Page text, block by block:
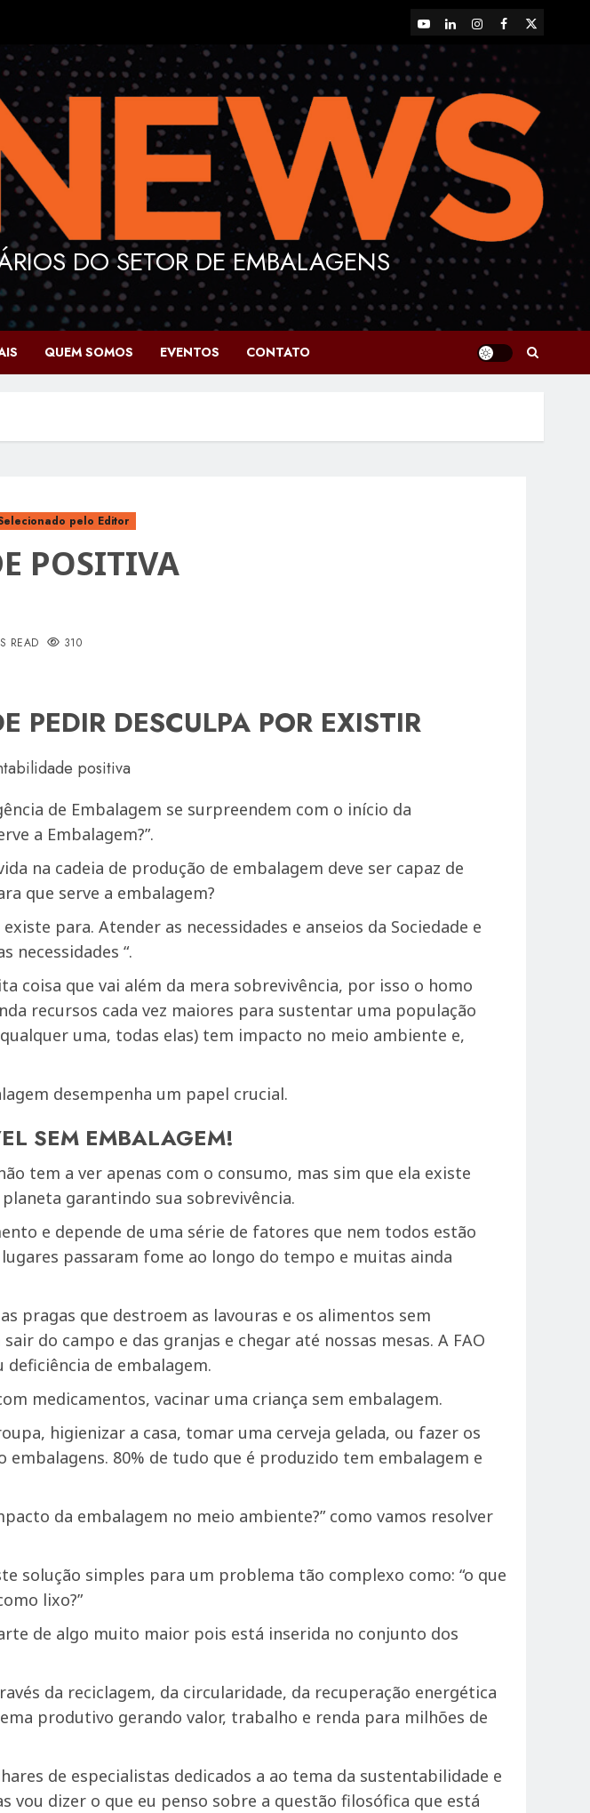
YouTubeLinkedInInstagram
Facebook
X
DO SETOR DE EMBALAGENS
QUEM SOMOS EVENTOS CONTATO
pelo Editor
POSITIVA
READ 310
PEDIR DESCULPA POR EXISTIR
de Embalagem se surpreendem com o início da
a Embalagem?”.
na cadeia de produção de embalagem deve ser capaz de
que serve a embalagem?
para. Atender as necessidades e anseios da Sociedade e
necessidades “.
coisa que vai além da mera sobrevivência, por isso o homo
recursos cada vez maiores para sustentar uma população
uma, todas elas) tem impacto no meio ambiente e,
desempenha um papel crucial.
SEM EMBALAGEM!
tem a ver apenas com o consumo, mas sim que ela existe
garantindo sua sobrevivência.
e depende de uma série de fatores que nem todos estão
passaram fome ao longo do tempo e muitas ainda
pragas que destroem as lavouras e os alimentos sem
do campo e das granjas e chegar até nossas mesas. A FAO
de embalagem.
medicamentos, vacinar uma criança sem embalagem.
higienizar a casa, tomar uma cerveja gelada, ou fazer os
80% de tudo que é produzido tem embalagem e
da embalagem no meio ambiente?” como vamos resolver
solução simples para um problema tão complexo como: “o que
lixo?”
de algo muito maior pois está inserida no conjunto dos
da reciclagem, da circularidade, da recuperação energética
produtivo gerando valor, trabalho e renda para milhões de
de especialistas dedicados a ao tema da sustentabilidade e
dizer o que eu penso sobre a questão filosófica que está